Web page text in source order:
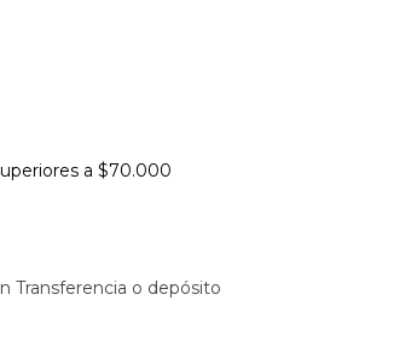
Transferencia o depósito